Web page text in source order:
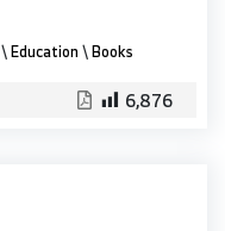
\Education\Books
6,876